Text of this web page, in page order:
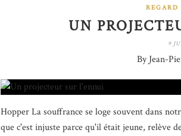
UN
9
By Jean-
Hopper La souffrance se loge souvent dans
que c'est injuste parce qu'il était jeune, relève